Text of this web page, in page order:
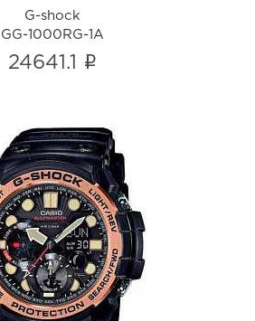
G-shock
GG-1000RG-1A
24641.1 i
G-shock
GN-1000RG-1A
i